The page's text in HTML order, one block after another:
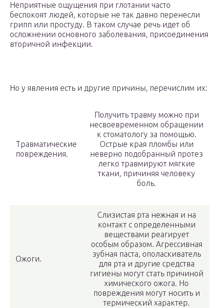
Неприятные ощущения при глотании часто
беспокоят людей, которые не так давно перенесли
грипп или простуду. В таком случае речь идет об
осложнении основного заболевания, присоединения
вторичной инфекции.
Но у явления есть и другие причины, перечислим их:
Травматические
повреждения.
Получить травму можно при
несвоевременном обращении
к стоматологу за помощью.
Острые края пломбы или
неверно подобранный протез
легко травмируют мягкие
ткани, причиняя человеку
боль.
Ожоги.
Слизистая рта нежная и на
контакт с определенными
веществами реагирует
особым образом. Агрессивная
зубная паста, ополаскиватель
для рта и другие средства
гигиены могут стать причиной
химического ожога. Но
повреждения могут носить и
термический характер.